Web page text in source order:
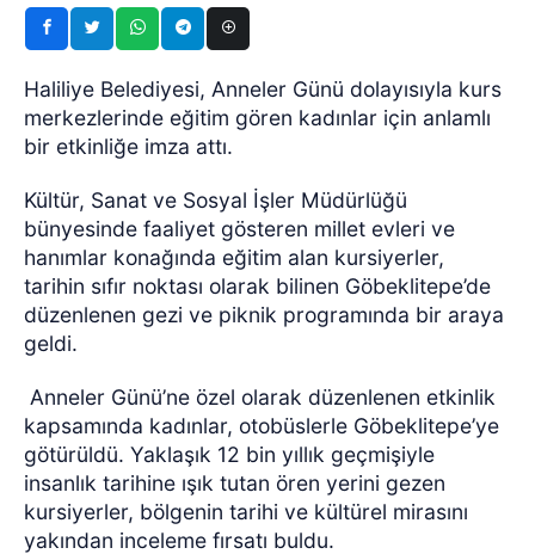
Haliliye Belediyesi, Anneler Günü dolayısıyla kurs
merkezlerinde eğitim gören kadınlar için anlamlı
bir etkinliğe imza attı.
Kültür, Sanat ve Sosyal İşler Müdürlüğü
bünyesinde faaliyet gösteren millet evleri ve
hanımlar konağında eğitim alan kursiyerler,
tarihin sıfır noktası olarak bilinen Göbeklitepe’de
düzenlenen gezi ve piknik programında bir araya
geldi.
Anneler Günü’ne özel olarak düzenlenen etkinlik
kapsamında kadınlar, otobüslerle Göbeklitepe’ye
götürüldü. Yaklaşık 12 bin yıllık geçmişiyle
insanlık tarihine ışık tutan ören yerini gezen
kursiyerler, bölgenin tarihi ve kültürel mirasını
yakından inceleme fırsatı buldu.